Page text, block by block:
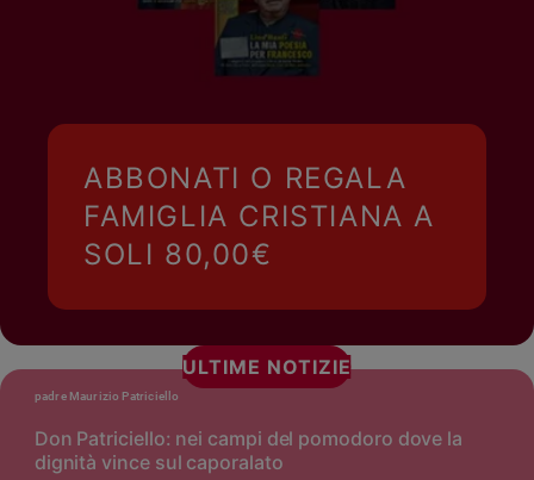
ABBONATI O REGALA
FAMIGLIA CRISTIANA A
SOLI 80,00€
ULTIME NOTIZIE
Don Patriciello: nei campi del pomodoro dove la
dignità vince sul caporalato
padre Maurizio Patriciello